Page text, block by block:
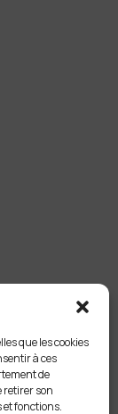
que les cookies
à ces
de
retirer son
fonctions.